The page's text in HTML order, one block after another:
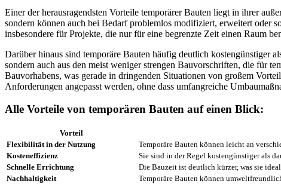
Einer der herausragendsten Vorteile temporärer Bauten liegt in ihrer
sondern können auch bei Bedarf problemlos modifiziert, erweitert oder
insbesondere für Projekte, die nur für eine begrenzte Zeit einen Raum
Darüber hinaus sind temporäre Bauten häufig deutlich kostengünstiger
sondern auch aus den meist weniger strengen Bauvorschriften, die für
Bauvorhabens, was gerade in dringenden Situationen von großem
Anforderungen angepasst werden, ohne dass umfangreiche
Alle Vorteile von temporären Bauten auf einen Blick:
Vorteil
Flexibilität in der Nutzung
Temporäre Bauten können leicht an
Kosteneffizienz
Sie sind in der Regel kostengünstiger als
Schnelle Errichtung
Die Bauzeit ist deutlich kürzer, was sie
Nachhaltigkeit
Temporäre Bauten können